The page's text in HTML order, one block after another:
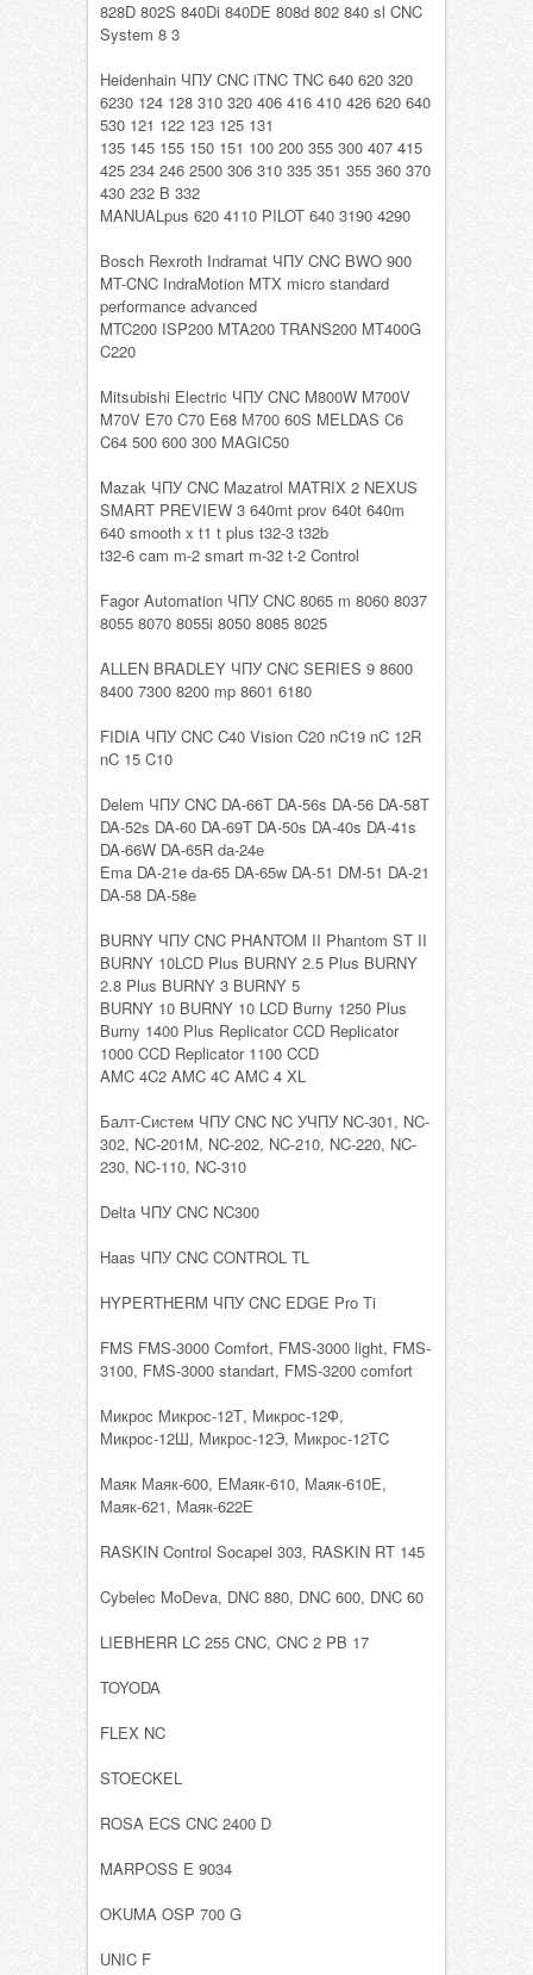
828D 802S 840Di 840DE 808d 802 840 sl CNC
System 8 3
Heidenhain ЧПУ CNC iTNC TNC 640 620 320
6230 124 128 310 320 406 416 410 426 620 640
530 121 122 123 125 131
135 145 155 150 151 100 200 355 300 407 415
425 234 246 2500 306 310 335 351 355 360 370
430 232 B 332
MANUALpus 620 4110 PILOT 640 3190 4290
Bosch Rexroth Indramat ЧПУ CNC BWO 900
MT-CNC IndraMotion MTX micro standard
performance advanced
MTC200 ISP200 MTA200 TRANS200 MT400G
C220
Mitsubishi Electric ЧПУ CNC M800W M700V
M70V E70 C70 E68 М700 60S MELDAS C6
C64 500 600 300 MAGIC50
Mazak ЧПУ CNC Mazatrol MATRIX 2 NEXUS
SMART PREVIEW 3 640mt prov 640t 640m
640 smooth x t1 t plus t32-3 t32b
t32-6 cam m-2 smart m-32 t-2 Control
Fagor Automation ЧПУ CNC 8065 m 8060 8037
8055 8070 8055i 8050 8085 8025
ALLEN BRADLEY ЧПУ CNC SERIES 9 8600
8400 7300 8200 mp 8601 6180
FIDIA ЧПУ CNC C40 Vision C20 nC19 nC 12R
nC 15 C10
Delem ЧПУ CNC DA-66T DA-56s DA-56 DA-58T
DA-52s DA-60 DA-69T DA-50s DA-40s DA-41s
DA-66W DA-65R da-24e
Ema DA-21e da-65 DA-65w DA-51 DM-51 DA-21
DA-58 DA-58e
BURNY ЧПУ CNC PHANTOM II Phantom ST II
BURNY 10LCD Plus BURNY 2.5 Plus BURNY
2.8 Plus BURNY 3 BURNY 5
BURNY 10 BURNY 10 LCD Burny 1250 Plus
Burny 1400 Plus Replicator CCD Replicator
1000 CCD Replicator 1100 CCD
AMC 4C2 AMC 4C AMC 4 XL
Балт-Систем ЧПУ CNC NC УЧПУ NC-301, NC-
302, NC-201M, NC-202, NC-210, NC-220, NC-
230, NC-110, NC-310
Delta ЧПУ CNC NC300
Haas ЧПУ CNC CONTROL TL
HYPERTHERM ЧПУ CNC EDGE Pro Ti
FMS FMS-3000 Comfort, FMS-3000 light, FMS-
3100, FMS-3000 standart, FMS-3200 comfort
Микрос Микрос-12Т, Микрос-12Ф,
Микрос-12Ш, Микрос-12Э, Микрос-12ТC
Маяк Маяк-600, ЕМаяк-610, Маяк-610Е,
Маяк-621, Маяк-622Е
RASKIN Control Socapel 303, RASKIN RT 145
Cybelec MoDeva, DNC 880, DNC 600, DNC 60
LIEBHERR LC 255 CNC, CNC 2 PB 17
TOYODA
FLEX NC
STOECKEL
ROSA ECS CNC 2400 D
MARPOSS E 9034
OKUMA OSP 700 G
UNIC F